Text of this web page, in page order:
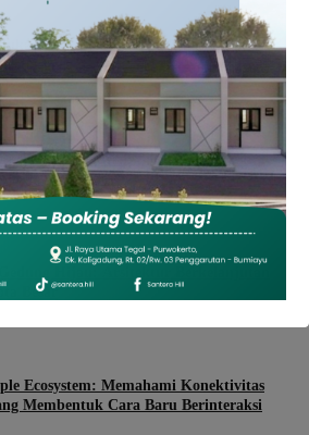
Pelajar Cegah Kenakalan Remaja
Negara
dan Modern: Solusi Arsitektur
Muda
Besar
Ecosystem: Memahami Konektivitas
Membentuk Cara Baru Berinteraksi